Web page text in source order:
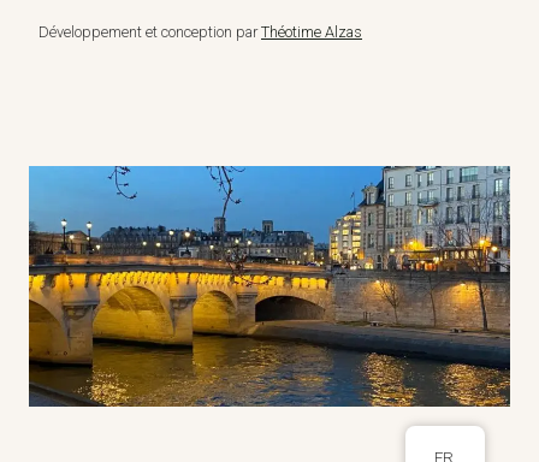
Développement et conception parThéotime Alzas
FR